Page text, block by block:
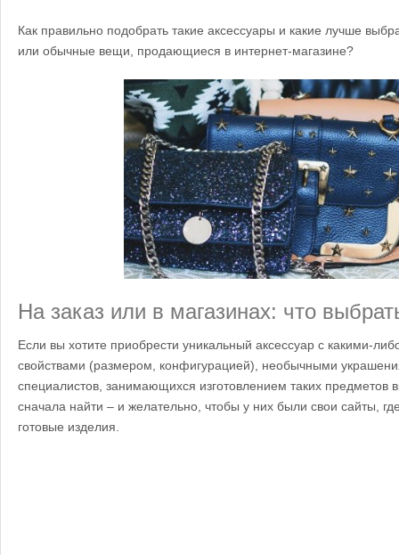
Как правильно подобрать такие аксессуары и какие лучше
или обычные вещи, продающиеся в интернет-магазине?
На заказ или в магазинах: что
Если вы хотите приобрести уникальный аксессуар с какими-
свойствами (размером, конфигурацией), необычными
специалистов, занимающихся изготовлением таких предметов
сначала найти – и желательно, чтобы у них были свои сайты,
готовые изделия.